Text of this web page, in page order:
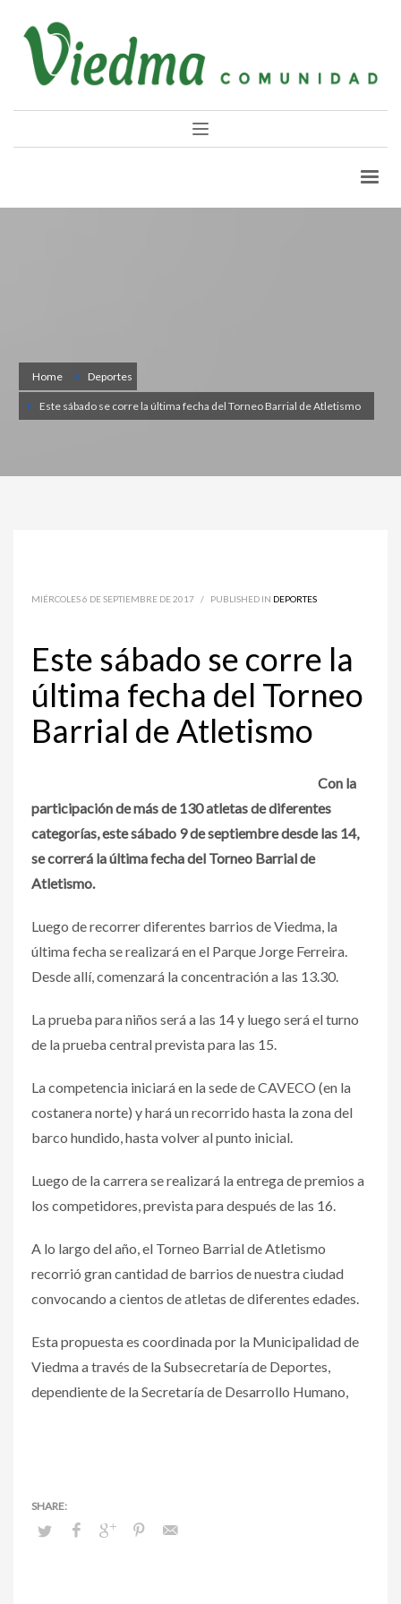
Home Deportes
Este sábado se corre la última fecha del Torneo Barrial de Atletismo
MIÉRCOLES 6 DE SEPTIEMBRE DE 2017 / PUBLISHED IN DEPORTES
Este sábado se corre la
última fecha del Torneo
Barrial de Atletismo
Con la
participación de más de 130 atletas de diferentes
categorías, este sábado 9 de septiembre desde las 14,
se correrá la última fecha del Torneo Barrial de
Atletismo.
Luego de recorrer diferentes barrios de Viedma, la
última fecha se realizará en el Parque Jorge Ferreira.
Desde allí, comenzará la concentración a las 13.30.
La prueba para niños será a las 14 y luego será el turno
de la prueba central prevista para las 15.
La competencia iniciará en la sede de CAVECO (en la
costanera norte) y hará un recorrido hasta la zona del
barco hundido, hasta volver al punto inicial.
Luego de la carrera se realizará la entrega de premios a
los competidores, prevista para después de las 16.
A lo largo del año, el Torneo Barrial de Atletismo
recorrió gran cantidad de barrios de nuestra ciudad
convocando a cientos de atletas de diferentes edades.
Esta propuesta es coordinada por la Municipalidad de
Viedma a través de la Subsecretaría de Deportes,
dependiente de la Secretaría de Desarrollo Humano,